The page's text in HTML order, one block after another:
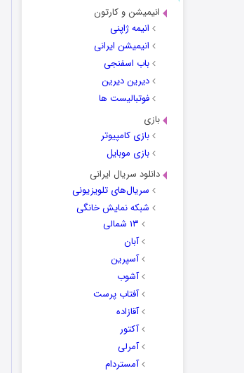
انیمیشن و کارتون
انیمه ژاپنی
انیمیشن ایرانی
باب اسفنجی
دیرین دیرین
فوتبالیست ها
بازی
بازی کامپیوتر
بازی موبایل
دانلود سریال ایرانی
سریال‌های تلویزیونی
شبکه نمایش خانگی
۱۳ شمالی
آبان
آسپرین
آشوب
آفتاب پرست
آقازاده
آکتور
آمرلی
آمستردام